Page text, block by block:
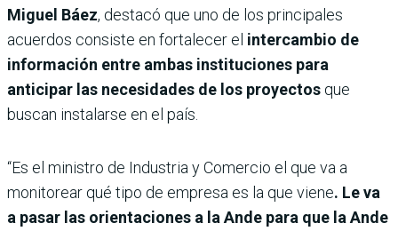
Miguel Báez, destacó que uno de los principales
acuerdos consiste en fortalecer el intercambio de
información entre ambas instituciones para
anticipar las necesidades de los proyectos que
buscan instalarse en el país.
“Es el ministro de Industria y Comercio el que va a
monitorear qué tipo de empresa es la que viene. Le va
a pasar las orientaciones a la Ande para que la Ande